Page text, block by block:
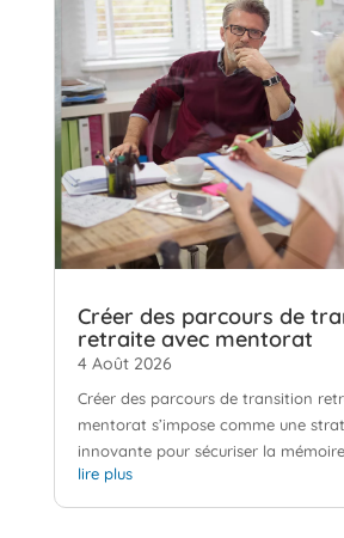
Créer des parcours de
retraite avec mentorat
4 Août 2026
Créer des parcours de transition
mentorat s’impose comme une
innovante pour sécuriser la
lire plus